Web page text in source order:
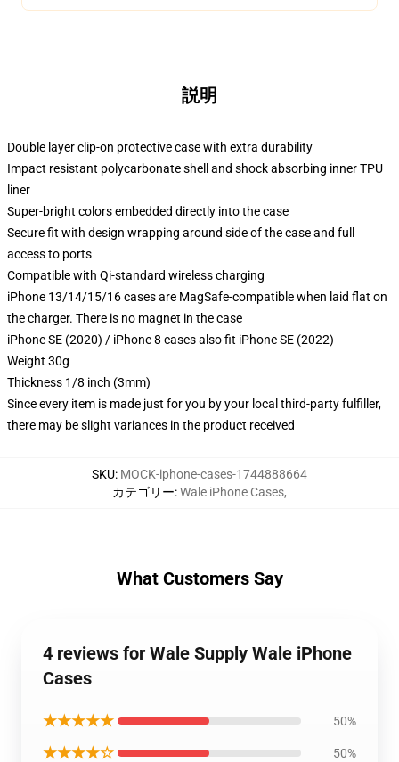
説明
Double layer clip-on protective case with extra durability
Impact resistant polycarbonate shell and shock absorbing inner TPU
liner
Super-bright colors embedded directly into the case
Secure fit with design wrapping around side of the case and full
access to ports
Compatible with Qi-standard wireless charging
iPhone 13/14/15/16 cases are MagSafe-compatible when laid flat on
the charger. There is no magnet in the case
iPhone SE (2020) / iPhone 8 cases also fit iPhone SE (2022)
Weight 30g
Thickness 1/8 inch (3mm)
Since every item is made just for you by your local third-party fulfiller,
there may be slight variances in the product received
SKU: MOCK-iphone-cases-1744888664
カテゴリー:Wale iPhone Cases,
What Customers Say
4 reviews for Wale Supply Wale iPhone
Cases
★★★★★ 50%
★★★★☆ 50%